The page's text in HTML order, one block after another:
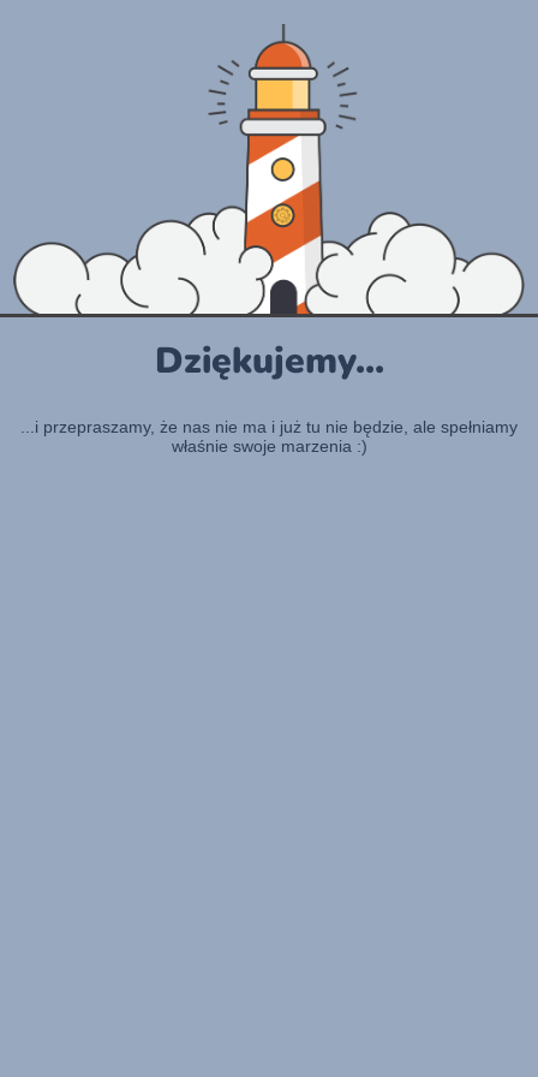
Dziękujemy...
...i przepraszamy, że nas nie ma i już tu nie będzie, ale spełniamy
właśnie swoje marzenia :)